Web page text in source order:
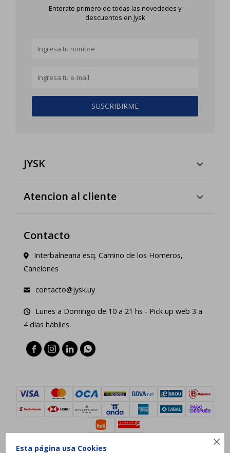

Esta página usa Cookies
Enterate primero de todas las novedades y
descuentos en Jysk
SUSCRIBIRME
JYSK
Atencion al cliente
Contacto
Interbalnearia esq. Camino de los Horneros,
Canelones
contacto@jysk.uy
Lunes a Domingo de 10 a 21 hs - Pick up web 3 a
4 días hábiles.
   